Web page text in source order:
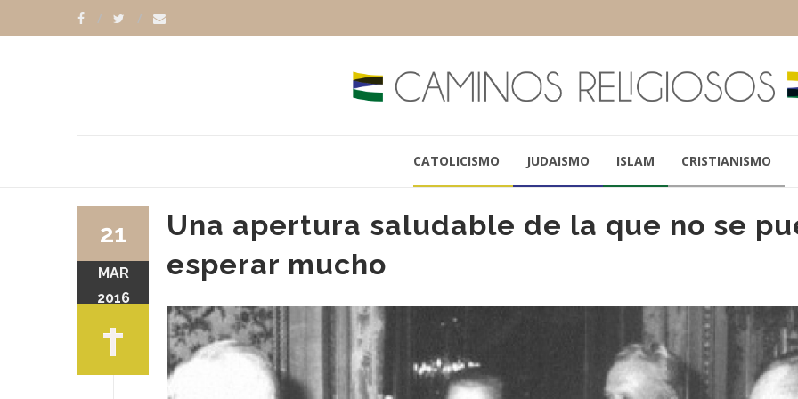
CATOLICISMO JUDAISMO ISLAM CRISTIANISMO
Una apertura saludable de la que no se
esperar mucho
21
MAR
2016